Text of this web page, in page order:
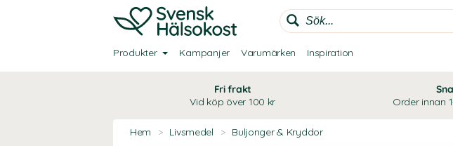
Produkter Kampanjer Varumärken Inspiration
Fri frakt
Vid köp över 100 kr
Order innan
Hem > Livsmedel > Buljonger & Kryddor